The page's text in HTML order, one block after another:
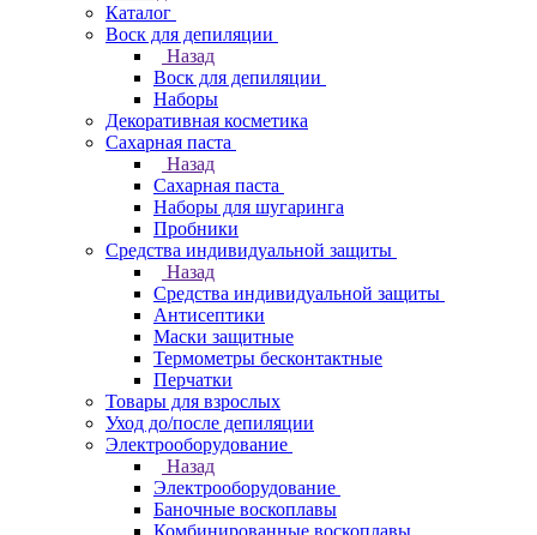
Каталог
Воск для депиляции
Назад
Воск для депиляции
Наборы
Декоративная косметика
Сахарная паста
Назад
Сахарная паста
Наборы для шугаринга
Пробники
Средства индивидуальной защиты
Назад
Средства индивидуальной защиты
Антисептики
Маски защитные
Термометры бесконтактные
Перчатки
Товары для взрослых
Уход до/после депиляции
Электрооборудование
Назад
Электрооборудование
Баночные воскоплавы
Комбинированные воскоплавы